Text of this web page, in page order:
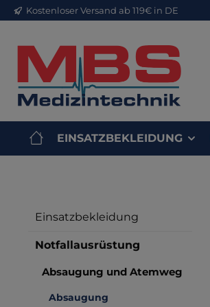
Hauptinhalt springen
Zur Suche springen
Zur Hauptnavigation springen
Kostenloser Versand ab 119€ in DE
EINSATZBEKLEIDUNG
Einsatzbekleidung
Notfallausrüstung
Absaugung und Atemweg
Absaugung